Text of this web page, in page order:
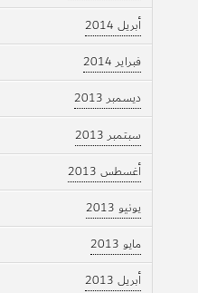
أبريل 2014
فبراير 2014
ديسمبر 2013
سبتمبر 2013
أغسطس 2013
يونيو 2013
مايو 2013
أبريل 2013